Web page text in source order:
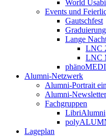
World
Events und
Gautschfest
Lange
LNC
LNC
Alumni-Netzwerk
Alumni-Portrait
Alumni-Newsletter
Fachgruppen
LibriAlumni
Lageplan